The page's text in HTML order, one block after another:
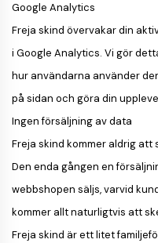
Google Analytics
Freja skind övervakar din
i Google Analytics. Vi gör
hur användarna använder
på sidan och göra din
Ingen försäljning av data
Freja skind kommer aldrig
Den enda gången en
webbshopen säljs, varvid
kommer allt naturligtvis att
Freja skind är ett litet